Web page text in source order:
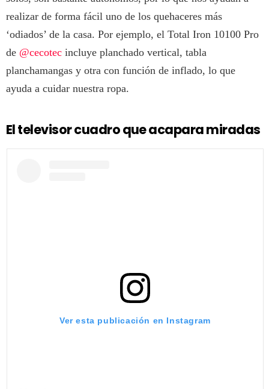
realizar de forma fácil uno de los quehaceres más
‘odiados’ de la casa. Por ejemplo, el Total Iron 10100 Pro
de @cecotec incluye planchado vertical, tabla
planchamangas y otra con función de inflado, lo que
ayuda a cuidar nuestra ropa.
El televisor cuadro que acapara miradas
Ver esta publicación en Instagram